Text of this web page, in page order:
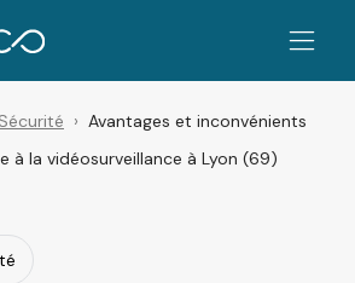
Avantages et inconvénients
à la vidéosurveillance à Lyon (69)